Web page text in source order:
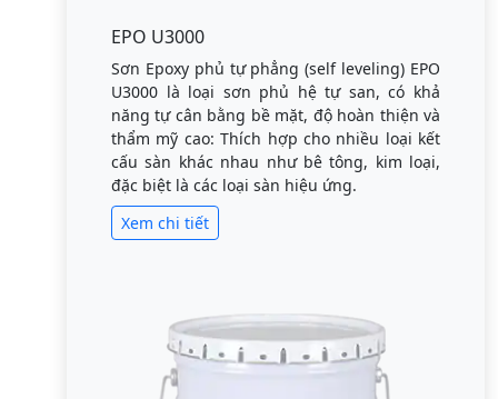
EPO U3000
Sơn Epoxy phủ tự phẳng (self leveling) EPO
U3000 là loại sơn phủ hệ tự san, có khả
năng tự cân bằng bề mặt, độ hoàn thiện và
thẩm mỹ cao: Thích hợp cho nhiều loại kết
cấu sàn khác nhau như bê tông, kim loại,
đặc biệt là các loại sàn hiệu ứng.
Xem chi tiết